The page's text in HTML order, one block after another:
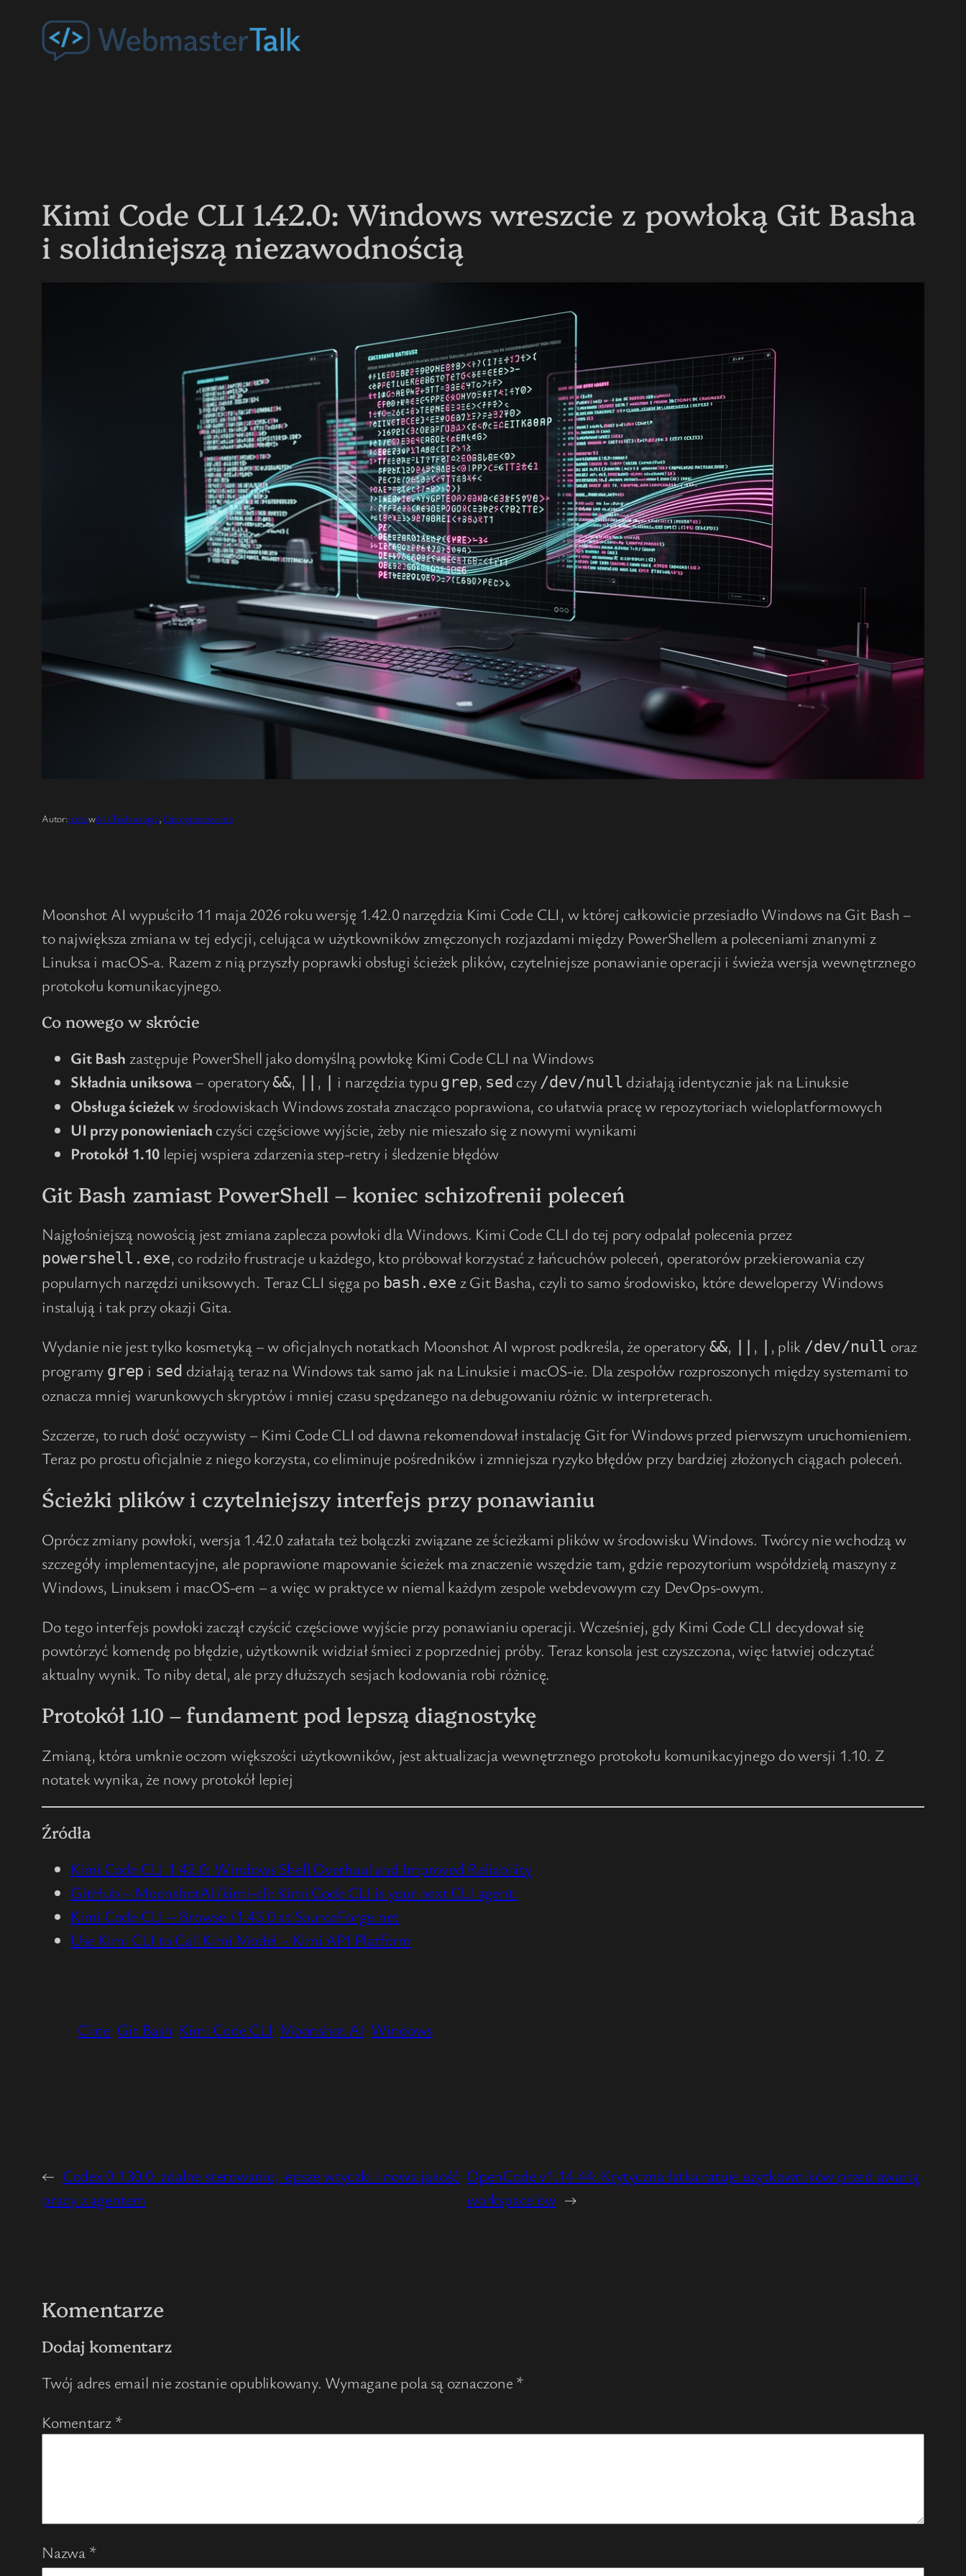
Przejdź
Kimi Code CLI 1.42.0: Windows wreszcie z powłoką Git Basha
i solidniejszą niezawodnością
Autor:nidaswAI i Technologia, Oprogramowanie
Moonshot AI wypuściło 11 maja 2026 roku wersję 1.42.0 narzędzia Kimi Code CLI, w której całkowicie przesiadło Windows na Git Bash –
to największa zmiana w tej edycji, celująca w użytkowników zmęczonych rozjazdami między PowerShellem a poleceniami znanymi z
Linuksa i macOS-a. Razem z nią przyszły poprawki obsługi ścieżek plików, czytelniejsze ponawianie operacji i świeża wersja wewnętrznego
protokołu komunikacyjnego.
Co nowego w skrócie
Git Bash zastępuje PowerShell jako domyślną powłokę Kimi Code CLI na Windows
Składnia uniksowa – operatory&&, , i narzędzia typu grep, sed czy /dev/null działają identycznie jak na Linuksie
Obsługa ścieżekw środowiskach Windows została znacząco poprawiona, co ułatwia pracę w repozytoriach wieloplatformowych
UI przy ponowieniach czyści częściowe wyjście, żeby nie mieszało się z nowymi wynikami
Protokół 1.10 lepiej wspiera zdarzenia step-retry i śledzenie błędów
Git Bash zamiast PowerShell – koniec schizofrenii poleceń
Najgłośniejszą nowością jest zmiana zaplecza powłoki dla Windows. Kimi Code CLI do tej pory odpalał polecenia przez
powershell.exe, co rodziło frustracje u każdego, kto próbował korzystać z łańcuchów poleceń, operatorów przekierowania czy
popularnych narzędzi uniksowych. Teraz CLI sięga po bash.exe z Git Basha, czyli to samo środowisko, które deweloperzy Windows
instalują i tak przy okazji Gita.
Wydanie nie jest tylko kosmetyką – w oficjalnych notatkach Moonshot AI wprost podkreśla, że operatory &&, , , plik /dev/null oraz
programy grep i sed działają teraz na Windows tak samo jak na Linuksie i macOS-ie. Dla zespołów rozproszonych między systemami to
oznacza mniej warunkowych skryptów i mniej czasu spędzanego na debugowaniu różnic w interpreterach.
Szczerze, to ruch dość oczywisty – Kimi Code CLI od dawna rekomendował instalację Git for Windows przed pierwszym uruchomieniem.
Teraz po prostu oficjalnie z niego korzysta, co eliminuje pośredników i zmniejsza ryzyko błędów przy bardziej złożonych ciągach poleceń.
Ścieżki plików i czytelniejszy interfejs przy ponawianiu
Oprócz zmiany powłoki, wersja 1.42.0 załatała też bolączki związane ze ścieżkami plików w środowisku Windows. Twórcy nie wchodzą w
szczegóły implementacyjne, ale poprawione mapowanie ścieżek ma znaczenie wszędzie tam, gdzie repozytorium współdzielą maszyny z
Windows, Linuksem i macOS-em – a więc w praktyce w niemal każdym zespole webdevowym czy DevOps-owym.
Do tego interfejs powłoki zaczął czyścić częściowe wyjście przy ponawianiu operacji. Wcześniej, gdy Kimi Code CLI decydował się
powtórzyć komendę po błędzie, użytkownik widział śmieci z poprzedniej próby. Teraz konsola jest czyszczona, więc łatwiej odczytać
aktualny wynik. To niby detal, ale przy dłuższych sesjach kodowania robi różnicę.
Protokół 1.10 – fundament pod lepszą diagnostykę
Zmianą, która umknie oczom większości użytkowników, jest aktualizacja wewnętrznego protokołu komunikacyjnego do wersji 1.10. Z
notatek wynika, że nowy protokół lepiej
Źródła
Kimi Code CLI 1.42.0: Windows Shell Overhaul and Improved Reliability
GitHub – MoonshotAI/kimi-cli: Kimi Code CLI is your next CLI agent.
Kimi Code CLI – Browse /1.43.0 at SourceForge.net
Use Kimi CLI to Call Kimi Model – Kimi API Platform
Cline Git Bash Kimi Code CLI Moonshot AI Windows
← Codex 0.130.0: zdalne sterowanie, lepsze wtyczki i nowa jakość
pracy z agentem
OpenCode v1.14.44: Krytyczna łatka ratuje użytkowników przed awarią
workspace’ów →
Komentarze
Dodaj komentarz
Twój adres email nie zostanie opublikowany. Wymagane pola są oznaczone *
Komentarz *
Nazwa *